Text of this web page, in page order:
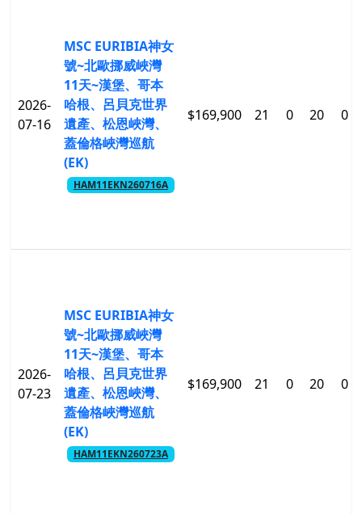
2026-
07-16
MSC EURIBIA神女
號~北歐挪威峽灣
11天~漢堡、哥本
哈根、呂貝克世界
遺產、松恩峽灣、
蓋倫格峽灣巡航
(EK)
HAM11EKN260716A
$169,900 21 0 20 0
2026-
07-23
MSC EURIBIA神女
號~北歐挪威峽灣
11天~漢堡、哥本
哈根、呂貝克世界
遺產、松恩峽灣、
蓋倫格峽灣巡航
(EK)
HAM11EKN260723A
$169,900 21 0 20 0